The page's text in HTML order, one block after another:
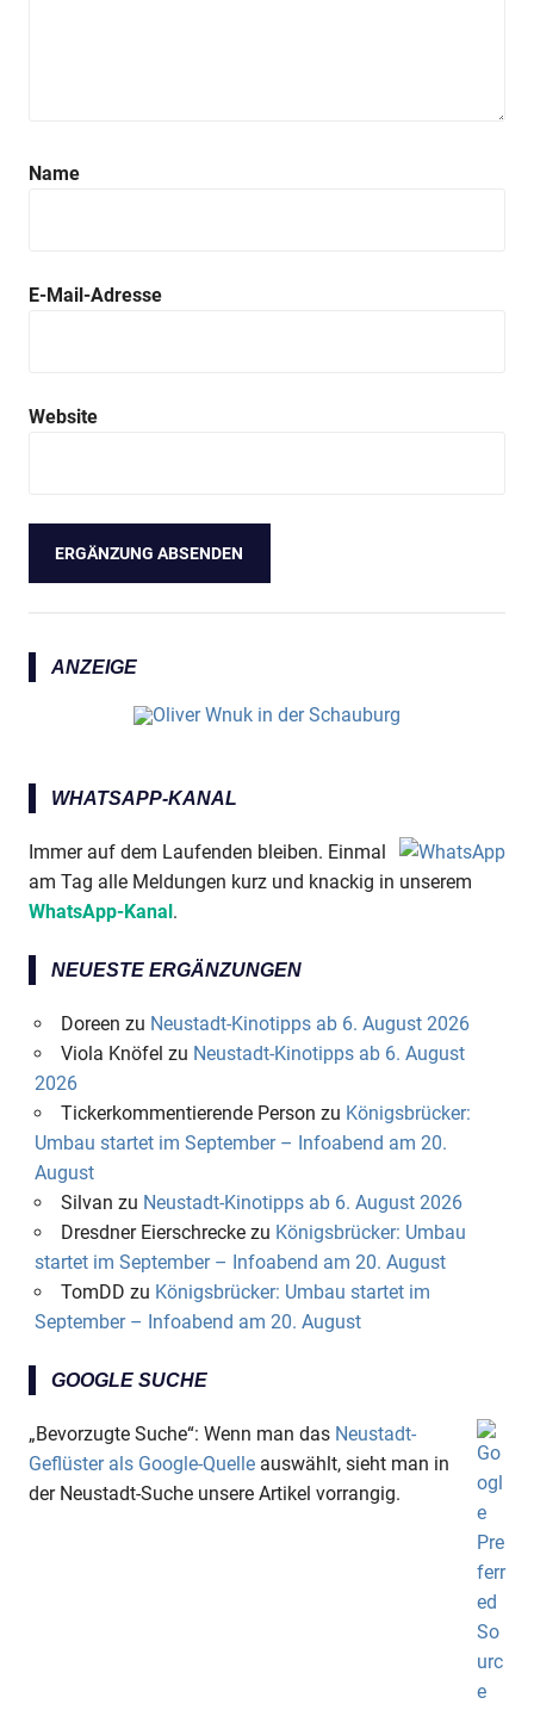
Name
E-Mail-Adresse
Website
ANZEIGE
WHATSAPP-KANAL
Immer auf dem Laufenden bleiben. Einmal
am Tag alle Meldungen kurz und knackig in unserem
WhatsApp-Kanal .
NEUESTE ERGÄNZUNGEN
Doreen zu Neustadt-Kinotipps ab 6. August 2026
Viola Knöfel zu Neustadt-Kinotipps ab 6. August
2026
Tickerkommentierende Person zu Königsbrücker:
Umbau startet im September – Infoabend am 20.
August
Silvan zu Neustadt-Kinotipps ab 6. August 2026
Dresdner Eierschreckezu Königsbrücker: Umbau
startet im September – Infoabend am 20. August
TomDD zu Königsbrücker: Umbau startet im
September – Infoabend am 20. August
GOOGLE SUCHE
„Bevorzugte Suche“: Wenn man das Neustadt-
Geflüster als Google-Quelle auswählt, sieht man in
der Neustadt-Suche unsere Artikel vorrangig.